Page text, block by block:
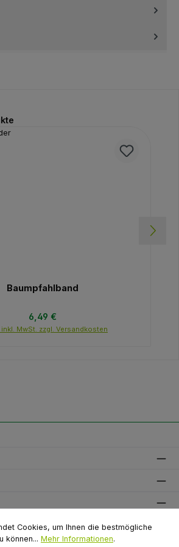
Baumpfahlband
Regulärer Preis:
6,49 €
MwSt. zzgl. Versandkosten
Cookies, um Ihnen die bestmögliche
können... Mehr Informationen.